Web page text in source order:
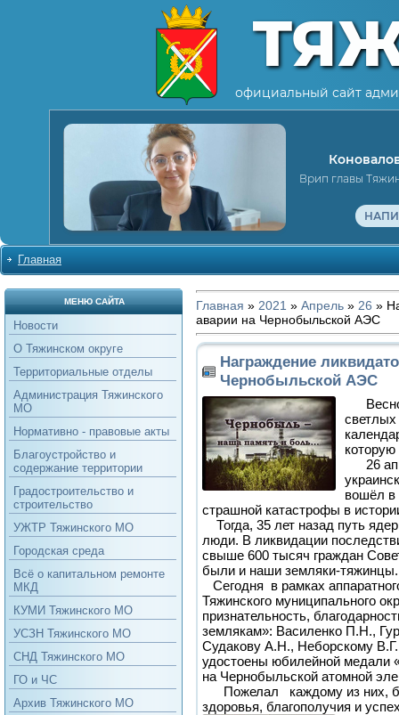
официальный сайт
Врип главы
Главная
МЕНЮ САЙТА
Новости
О Тяжинском округе
Территориальные отделы
Администрация Тяжинского
МО
Нормативно - правовые акты
Благоустройство и
содержание территории
Градостроительство и
строительство
УЖТР Тяжинского МО
Городская среда
Всё о капитальном ремонте
МКД
КУМИ Тяжинского МО
УСЗН Тяжинского МО
СНД Тяжинского МО
ГО и ЧС
Архив Тяжинского МО
Главная » 2021 » Апрель » 26 »
аварии на Чернобыльской АЭС
Награждение
Чернобыльской АЭС
светлых
26
вошёл в
страшной катастрофы в
Тогда, 35 лет назад путь
люди. В ликвидации
свыше 600 тысяч граждан
были и наши земляки-тяжинцы.
Сегодня в рамках
Тяжинского муниципального
признательность,
землякам»: Василенко П.Н.,
Судакову А.Н., Неборскому
удостоены юбилейной медали
на Чернобыльской атомной
Пожелал каждому из них,
здоровья, благополучия и